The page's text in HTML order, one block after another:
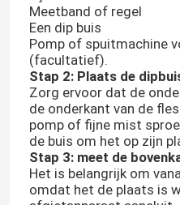
Meetband of regel
Een dip buis
Pomp of spuitmachine
(facultatief).
Stap 2: Plaats de
Zorg ervoor dat de
de onderkant van de
pomp of fijne mist
de buis om het op zijn
Stap 3: meet de
Het is belangrijk om
omdat het de plaats is